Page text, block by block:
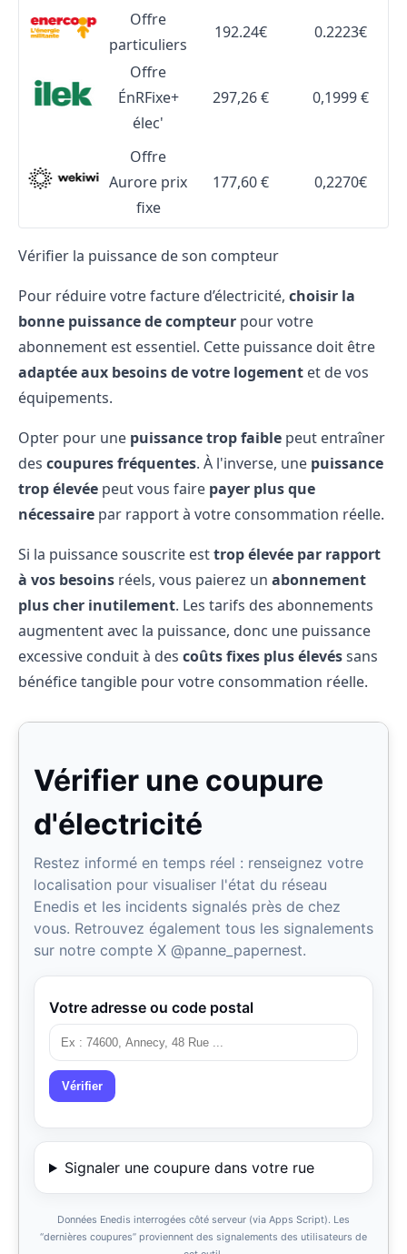
Offre
particuliers
192.24€
0.2223€
Offre
ÉnRFixe+
élec'
297,26 € 0,1999 €
Offre
Aurore prix
fixe
177,60 € 0,2270€
Vérifier la puissance de son compteur
Pour réduire votre facture d’électricité, choisir la
bonne puissancede compteur pour votre
abonnement est essentiel. Cette puissance doit être
adaptée aux besoins de votre logement et de vos
équipements.
Opter pour une puissance trop faible peut entraîner
des coupures fréquentes. À l'inverse, une puissance
trop élevée peut vous faire payer plus que
nécessaire par rapport à votre consommation réelle.
Si la puissance souscrite esttrop élevée par rapport
à vos besoins réels, vous paierez un abonnement
plus cher inutilement. Les tarifs des abonnements
augmentent avec la puissance, donc une puissance
excessive conduit à des coûts fixes plus élevéssans
bénéfice tangible pour votre consommation réelle.